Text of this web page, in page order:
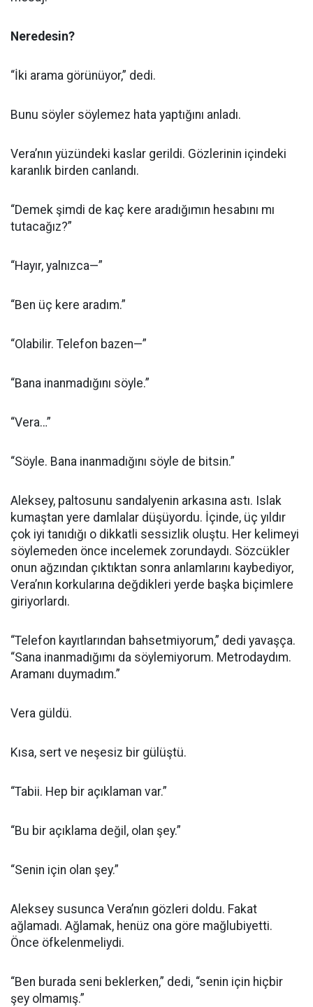
Neredesin?
“İki arama görünüyor,” dedi.
Bunu söyler söylemez hata yaptığını anladı.
Vera’nın yüzündeki kaslar gerildi. Gözlerinin içindeki
karanlık birden canlandı.
“Demek şimdi de kaç kere aradığımın hesabını mı
tutacağız?”
“Hayır, yalnızca—”
“Ben üç kere aradım.”
“Olabilir. Telefon bazen—”
“Bana inanmadığını söyle.”
“Vera…”
“Söyle. Bana inanmadığını söyle de bitsin.”
Aleksey, paltosunu sandalyenin arkasına astı. Islak
kumaştan yere damlalar düşüyordu. İçinde, üç yıldır
çok iyi tanıdığı o dikkatli sessizlik oluştu. Her kelimeyi
söylemeden önce incelemek zorundaydı. Sözcükler
onun ağzından çıktıktan sonra anlamlarını kaybediyor,
Vera’nın korkularına değdikleri yerde başka biçimlere
giriyorlardı.
“Telefon kayıtlarından bahsetmiyorum,” dedi yavaşça.
“Sana inanmadığımı da söylemiyorum. Metrodaydım.
Aramanı duymadım.”
Vera güldü.
Kısa, sert ve neşesiz bir gülüştü.
“Tabii. Hep bir açıklaman var.”
“Bu bir açıklama değil, olan şey.”
“Senin için olan şey.”
Aleksey susunca Vera’nın gözleri doldu. Fakat
ağlamadı. Ağlamak, henüz ona göre mağlubiyetti.
Önce öfkelenmeliydi.
“Ben burada seni beklerken,” dedi, “senin için hiçbir
şey olmamış.”